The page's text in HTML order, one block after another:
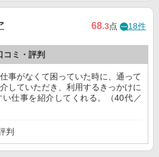
68.3点 18件
コミ・評判
事がなくて困っていた時に、通って
していただき、利用するきっかけに
仕事を紹介してくれる。（40代／
判